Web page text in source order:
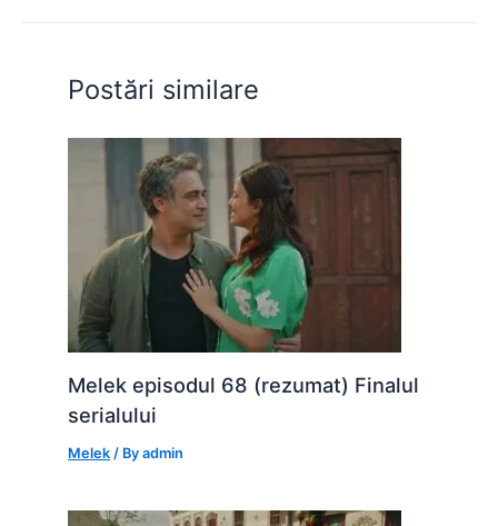
o
o
k
p
p
n
g
er
Postări similare
Melek episodul 68 (rezumat) Finalul
serialului
Melek / Byadmin